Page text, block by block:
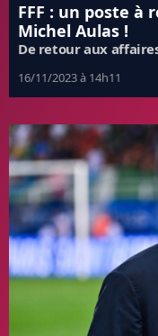
FFF : un poste à
Michel Aulas !
De retour aux
16/11/2023 à 14h11